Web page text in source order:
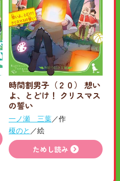
時間割男子（２０） 想い
よ、とどけ！ クリスマス
の誓い
一ノ瀬 三葉／作
榎のと ／絵
ためし読み